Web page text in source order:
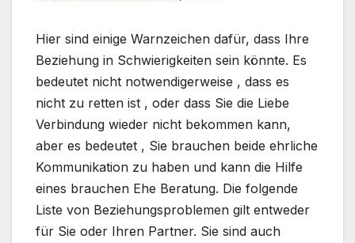
Hier sind einige Warnzeichen dafür, dass Ihre
Beziehung in Schwierigkeiten sein könnte. Es
bedeutet nicht notwendigerweise , dass es
nicht zu retten ist , oder dass Sie die Liebe
Verbindung wieder nicht bekommen kann,
aber es bedeutet , Sie brauchen beide ehrliche
Kommunikation zu haben und kann die Hilfe
eines brauchen Ehe Beratung. Die folgende
Liste von Beziehungsproblemen gilt entweder
für Sie oder Ihren Partner. Sie sind auch